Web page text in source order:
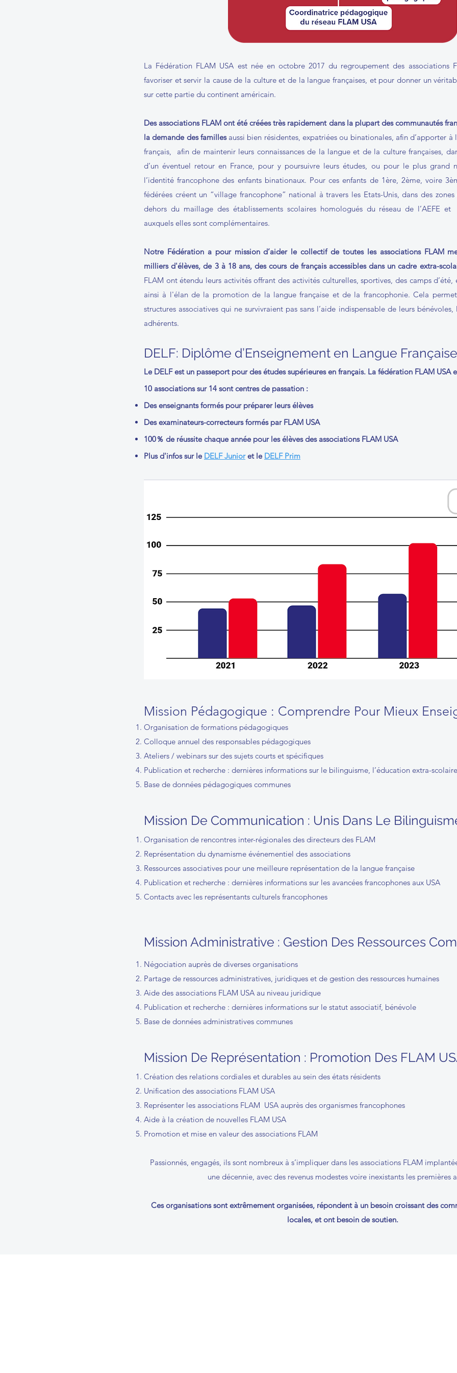
La Fédération FLAM USA est née en octobre 2017 du regroupement des associations
favoriser et servir la cause de la culture et de la langue françaises, et pour donner un
sur cette partie du continent américain.
Des associations FLAM ont été créées très rapidement dans la plupart des communautés
la demande des famillesaussi bien résidentes, expatriées ou binationales, afin d’apporter à
français, afin de maintenir leurs connaissances de la langue et de la culture françaises,
d’un éventuel retour en France, pour y poursuivre leurs études, ou pour le plus grand
l’identité francophone des enfants binationaux. Pour ces enfants de 1ère, 2ème, voire
fédérées créent un “village francophone” national à travers les Etats-Unis, dans des
dehors du maillage des établissements scolaires homologués du réseau de l’AEFE et
auxquels elles sont complémentaires.
Notre Fédération a pour mission d’aider le collectif de toutes les associations FLAM
milliers d'élèves, de 3 à 18 ans, des cours de français accessibles dans un cadre extra-
FLAM ont étendu leurs activités offrant des activités culturelles, sportives, des camps
ainsi à l'élan de la promotion de la langue française et de la francophonie. Cela
structures associatives qui ne survivraient pas sans l’aide indispensable de leurs
adhérents.
DELF: Diplôme d’Enseignement en Langue Française
Le DELF est un passeport pour des études supérieures en français. La fédération FLAM USA
10 associations sur 14 sont centres de passation :
Des enseignants formés pour préparer leurs élèves
Des examinateurs-correcteurs formés par FLAM USA
100％ de réussite chaque année pour les élèves des associations FLAM USA
Plus d'infos sur le DELF Junioret le DELF Prim
Mission Pédagogique : Comprendre Pour Mieux
Organisation de formations pédagogiques
Colloque annuel des responsables pédagogiques
Ateliers / webinars sur des sujets courts et spécifiques
Publication et recherche : dernières informations sur le bilinguisme, l’éducation extra-scolaire
Base de données pédagogiques communes
Mission De Communication : Unis Dans Le
Organisation de rencontres inter-régionales des directeurs des FLAM
Représentation du dynamisme événementiel des associations
Ressources associatives pour une meilleure représentation de la langue française
Publication et recherche : dernières informations sur les avancées francophones aux USA
Contacts avec les représentants culturels francophones
Mission Administrative : Gestion Des Ressources
Négociation auprès de diverses organisations
Partage de ressources administratives, juridiques et de gestion des ressources humaines
Aide des associations FLAM USA au niveau juridique
Publication et recherche : dernières informations sur le statut associatif, bénévole
Base de données administratives communes
Mission De Représentation : Promotion Des FLAM
Création des relations cordiales et durables au sein des états résidents
Unification des associations FLAM USA
Représenter les associations FLAM USA auprès des organismes francophones
Aide à la création de nouvelles FLAM USA
Promotion et mise en valeur des associations FLAM
Passionnés, engagés, ils sont nombreux à s’impliquer dans les associations FLAM
une décennie, avec des revenus modestes voire inexistants les premières
Ces organisations sont extrêmement organisées, répondent à un besoin croissant des
locales, et ont besoin de soutien.